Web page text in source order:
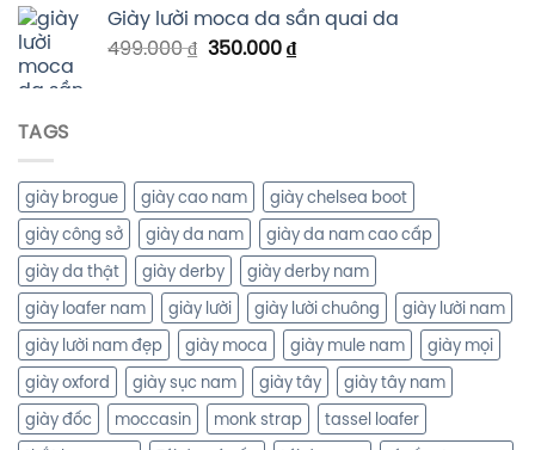
Giày lười moca da sần quai da
499.000₫ 350.000₫
TAGS
giày brogue giày cao nam
giày chelsea boot
giày công sở
giày da nam
giày da nam cao cấp
giày da thật
giày derby
giày derby nam
giày loafer nam
giày lười giày lười chuông
giày lười nam
giày lười nam đẹp
giày moca giày mule nam
giày mọi
giày oxford
giày sục nam giày tây
giày tây nam
giày đốc
moccasin monk strap
tassel loafer